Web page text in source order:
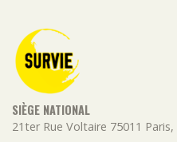
SIÈGE NATIONAL
21ter Rue Voltaire 75011 Paris,